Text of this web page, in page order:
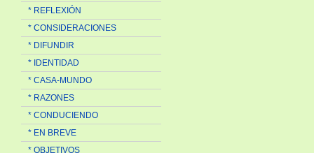
* REFLEXIÓN
* CONSIDERACIONES
* DIFUNDIR
* IDENTIDAD
* CASA-MUNDO
* RAZONES
* CONDUCIENDO
* EN BREVE
* OBJETIVOS